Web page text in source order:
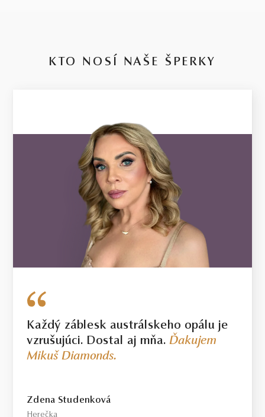
KTO NOSÍ NAŠE ŠPERKY
Každý záblesk austrálskeho opálu je
vzrušujúci. Dostal aj mňa.Ďakujem
Mikuš Diamonds.
Zdena Studenková
Herečka